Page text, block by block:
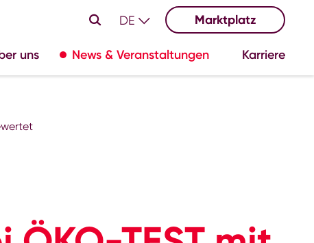
DE Marktplatz
uns News & Veranstaltungen Karriere